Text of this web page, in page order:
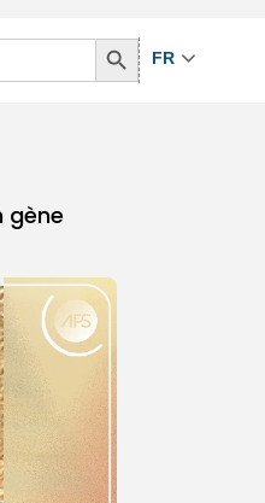
Search
Button
FR
gène